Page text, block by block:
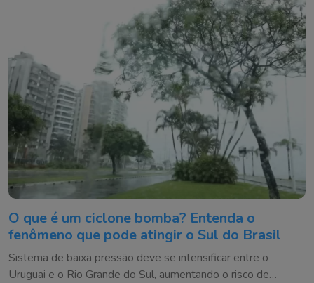
O que é um ciclone bomba? Entenda o
fenômeno que pode atingir o Sul do Brasil
Sistema de baixa pressão deve se intensificar entre o
Uruguai e o Rio Grande do Sul, aumentando o risco de